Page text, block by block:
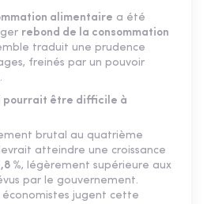
alimentaire a été
rebond de la consommation
traduit une prudence
freinés par un pouvoir
pourrait être difficile à
brutal au quatrième
atteindre une croissance
%, légèrement supérieure aux
par le gouvernement.
économistes jugent cette